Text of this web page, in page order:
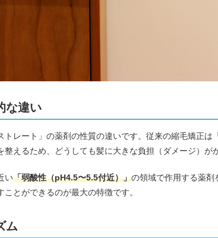
な違い
レート」の薬剤の性質の違いです。従来の縮毛矯正
えるため、どうしても髪に大きな負担（ダメージ）が
い「弱酸性（pH4.5〜5.5付近）」の領域で作用する薬剤
とができるのが最大の特徴です。
ム